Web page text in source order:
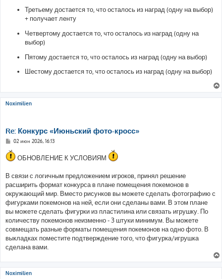
Третьему достается то, что осталось из наград (одну на выбор)
+ получает ленту
Четвертому достается то, что осталось из наград (одну на
выбор)
Пятому достается то, что осталось из наград (одну на выбор)
Шестому достается то, что осталось из наград (одну на выбор)
Noximilien
Re: Конкурс «Июньский фото-кросс»
С
о
б
н
е
02 июн 2026, 16:13
ОБНОВЛЕНИЕ К УСЛОВИЯМ
В связи с логичным предложением игроков, принял решение
расширить формат конкурса в плане помещения покемонов в
окружающий мир. Вместо рисунков вы можете сделать фотографию с
фигурками покемонов на ней, если они сделаны вами. В этом плане
вы можете сделать фигурки из пластилина или связать игрушку. По
количеству покемонов неизменно - 3 штуки минимум. Вы можете
совмещать разные форматы помещения покемонов на одно фото. В
выкладках поместите подтверждение того, что фигурка/игрушка
сделана вами.
Noximilien